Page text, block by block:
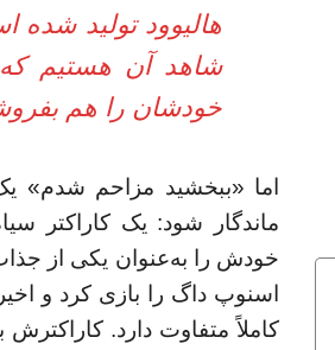
هالیوود تولید شده
شاهد آن هستیم که
خودشان را هم
اما «ببخشید مزاحم شدم»
ماندگار شود: یک
خودش را به‌عنوان یکی از
اسنوپ داگ را بازی کرد و
کاملاً متفاوت دارد.